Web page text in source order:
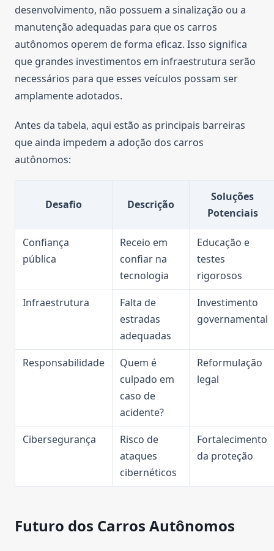
desenvolvimento, não possuem a sinalização ou a
manutenção adequadas para que os carros
autônomos operem de forma eficaz. Isso significa
que grandes investimentos em infraestrutura serão
necessários para que esses veículos possam ser
amplamente adotados.
Antes da tabela, aqui estão as principais barreiras
que ainda impedem a adoção dos carros
autônomos:
Desafio Descrição
Soluções
Potenciais
Confiança
pública
Receio em
confiar na
tecnologia
Educação e
testes
rigorosos
Infraestrutura
Falta de
estradas
adequadas
Investimento
governamental
Responsabilidade
Quem é
culpado em
caso de
acidente?
Reformulação
legal
Cibersegurança
Risco de
ataques
cibernéticos
Fortalecimento
da proteção
Futuro dos Carros Autônomos